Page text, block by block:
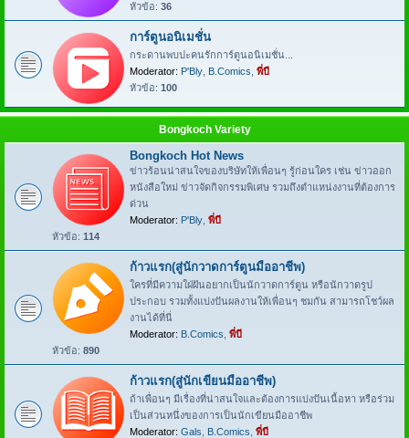
หัวข้อ: 36
การ์ตูนอนิเมชั่น
กระดานพบปะคนรักการ์ตูนอนิเมชั่น...
Moderator: P'Bly B.Comics พี่บี
หัวข้อ: 100
Bongkoch Variety
Bongkoch Hot News
ข่าวร้อนน่าสนใจของบริษัทให้เพื่อนๆ รู้ก่อนใคร เช่น ข่าวออก
หนังสือใหม่ ข่าวจัดกิจกรรมพิเศษ รวมถึงตำแหน่งงานที่ต้องการ
ด่วน
Moderator: P'Bly พี่บี
หัวข้อ: 114
ก้าวแรก(สู่นักวาดการ์ตูนมืออาชีพ)
ใครที่มีความใฝ่ฝันอยากเป็นนักวาดการ์ตูน หรือนักวาดรูป
ประกอบ รวมทั้งแบ่งปันผลงานให้เพื่อนๆ ชมกัน สามารถโชว์ผล
งานได้ที่นี่
Moderator: B.Comics พี่บี
หัวข้อ: 890
ก้าวแรก(สู่นักเขียนมืออาชีพ)
ถ้าเพื่อนๆ มีเรื่องที่น่าสนใจและต้องการแบ่งปันเนื้อหา หรือร่วม
เป็นส่วนหนึ่งของการเป็นนักเขียนมืออาชีพ
Moderator: Gals B.Comics พี่บี